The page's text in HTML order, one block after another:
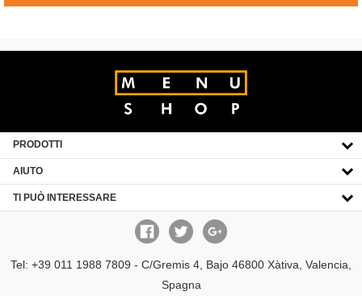
PRODOTTI
AIUTO
TI PUÒ INTERESSARE
Tel: +39 011 1988 7809 - C/Gremis 4, Bajo 46800 Xàtiva, Valencia,
Spagna